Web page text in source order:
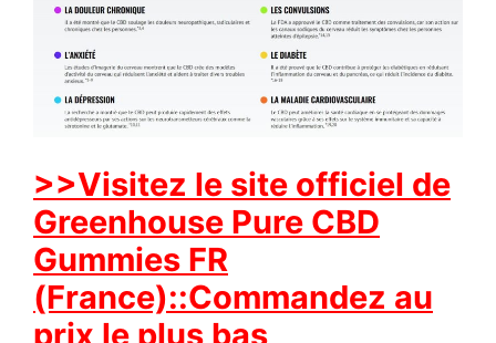
>>Visitez le site officiel de
Greenhouse Pure CBD
Gummies FR
(France)::Commandez au
prix le plus bas